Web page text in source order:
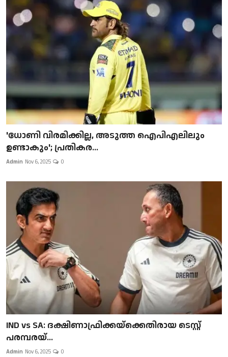
'ധോണി വിരമിക്കില്ല, അടുത്ത ഐപിഎലിലും
ഉണ്ടാകും'; പ്രതികര...
Admin Nov 6, 2025 0
IND vs SA: ദക്ഷിണാഫ്രിക്കയ്‌ക്കെതിരായ ടെസ്റ്റ്
പരമ്പരയ്...
Admin Nov 6, 2025 0